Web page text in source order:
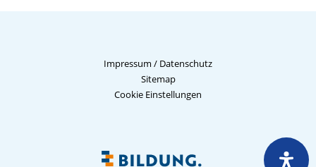
Impressum / Datenschutz
Sitemap
Cookie Einstellungen